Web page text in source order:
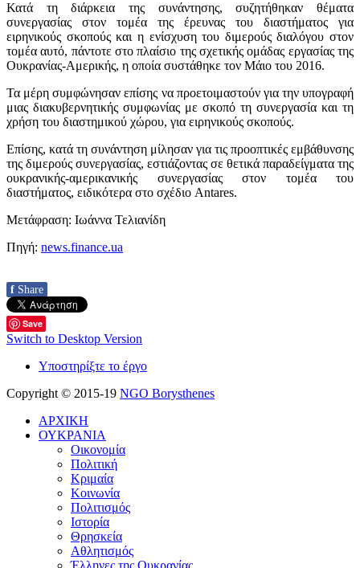
Κατά τη διάρκεια της συνάντησης, συζητήθηκαν θέματα
συνεργασίας στον τομέα της έρευνας του διαστήματος για
ειρηνικούς σκοπούς και η ενίσχυση του διμερούς διαλόγου στον
τομέα αυτό, πάντοτε στο πλαίσιο της σχετικής ομάδας εργασίας της
Ουκρανίας-Αμερικής, η οποία συστάθηκε τον Μάιο του 2016.
Τα μέρη συμφώνησαν επίσης να προετοιμαστούν για την υπογραφή
μιας διακυβερνητικής συμφωνίας με σκοπό τη συνεργασία και τη
χρήση του διαστημικού χώρου, για ειρηνικούς σκοπούς.
Επίσης, κατά τη συνάντηση μίλησαν για τις προοπτικές εμβάθυνσης
της διμερούς συνεργασίας, εστιάζοντας σε θετικά παραδείγματα της
ουκρανικής-αμερικανικής συνεργασίας στον τομέα του
διαστήματος, ειδικότερα στο σχέδιο Antares.
Μετάφραση: Ιωάννα Τελιανίδη
Πηγή: news.finance.ua
f Share
Save
Switch to Desktop Version
Υποστηρίξτε το έργο
Copyright © 2015-19 NGO Borysthenes
ΑΡΧΙΚΗ
ΟΥΚΡΑΝΙΑ
Οικονομία
Πολιτική
Κριμαία
Κοινωνία
Πολιτισμός
Ιστορία
Θρησκεία
Αθλητισμός
Έλληνες της Ουκρανίας